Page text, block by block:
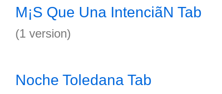
M¡S Que Una IntenciãN Tab
(1 version)
Noche Toledana Tab